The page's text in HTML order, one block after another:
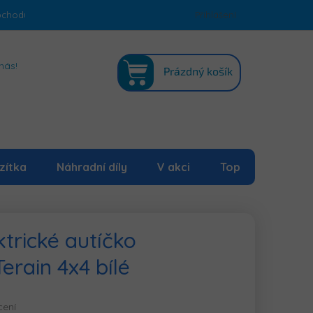
Podmínky ochrany osobních údajů Mapa serveru
Přihlášení
KOŠÍK
Prázdný košík
Náhradní díly V akci Top
autíčko
4x4 bílé